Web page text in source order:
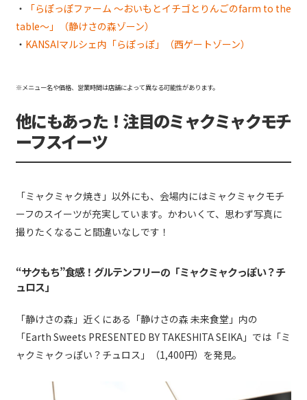
・
「らぽっぽファーム ～おいもとイチゴとりんごのfarm to the
table～」（静けさの森ゾーン）
・ KANSAIマルシェ内「らぽっぽ」（西ゲートゾーン）
※メニュー名や価格、営業時間は店舗によって異なる可能性があります。
他にもあった！注目のミャクミャクモチ
ーフスイーツ
「ミャクミャク焼き」以外にも、会場内にはミャクミャクモチ
ーフのスイーツが充実しています。かわいくて、思わず写真に
撮りたくなること間違いなしです！
“サクもち”食感！グルテンフリーの「ミャクミャクっぽい？チ
ュロス」
「静けさの森」近くにある「静けさの森 未来食堂」内の
「Earth Sweets PRESENTED BY TAKESHITA SEIKA」では「ミ
ャクミャクっぽい？チュロス」（1,400円）を発見。